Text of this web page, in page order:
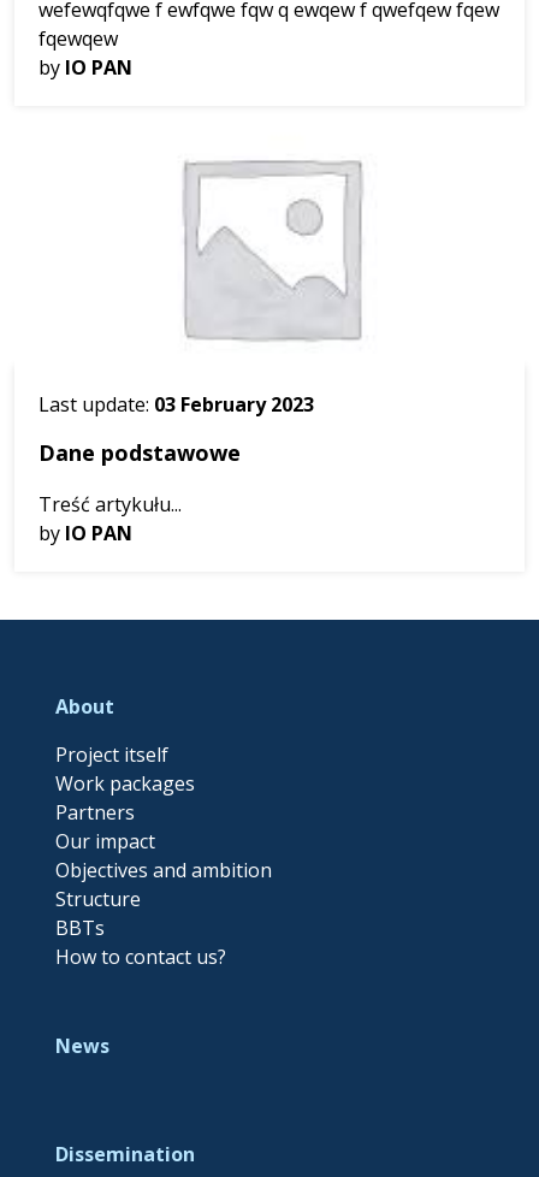
wefewqfqwe f ewfqwe fqw q ewqew f qwefqew fqew
fqewqew
by IO PAN
Last update: 03 February 2023
Dane podstawowe
Treść artykułu...
by IO PAN
About
Project itself
Work packages
Partners
Our impact
Objectives and ambition
Structure
BBTs
How to contact us?
News
Dissemination